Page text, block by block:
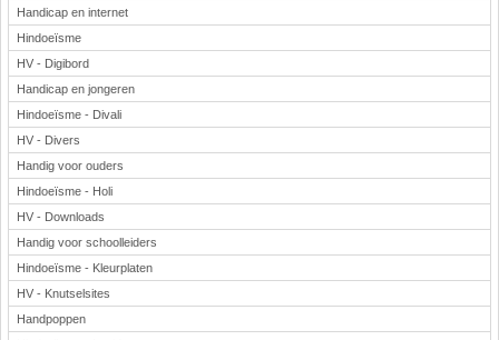
Handicap en internet
Hindoeïsme
HV - Digibord
Handicap en jongeren
Hindoeïsme - Divali
HV - Divers
Handig voor ouders
Hindoeïsme - Holi
HV - Downloads
Handig voor schoolleiders
Hindoeïsme - Kleurplaten
HV - Knutselsites
Handpoppen